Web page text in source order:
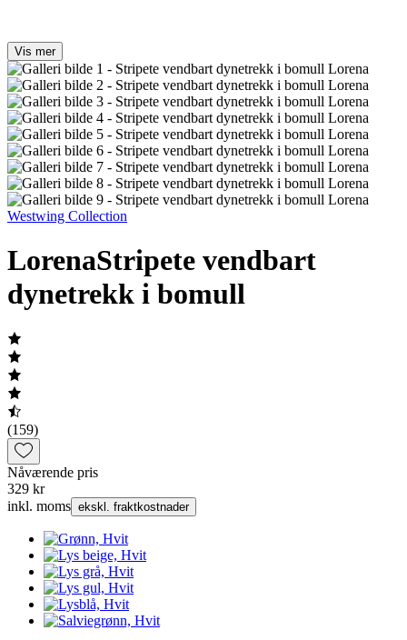
Vis mer
Westwing Collection
LorenaStripete vendbart
dynetrekk i bomull
(159)
Nåværende pris
329 kr
inkl. moms ekskl. fraktkostnader